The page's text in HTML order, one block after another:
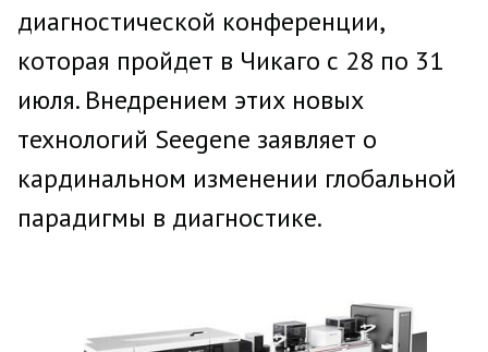
диагностической конференции,
которая пройдет в Чикаго с 28 по 31
июля. Внедрением этих новых
технологий Seegene заявляет о
кардинальном изменении глобальной
парадигмы в диагностике.